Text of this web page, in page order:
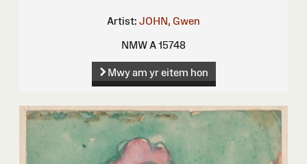
Artist: JOHN, Gwen
NMW A 15748
Mwy am yr eitem hon